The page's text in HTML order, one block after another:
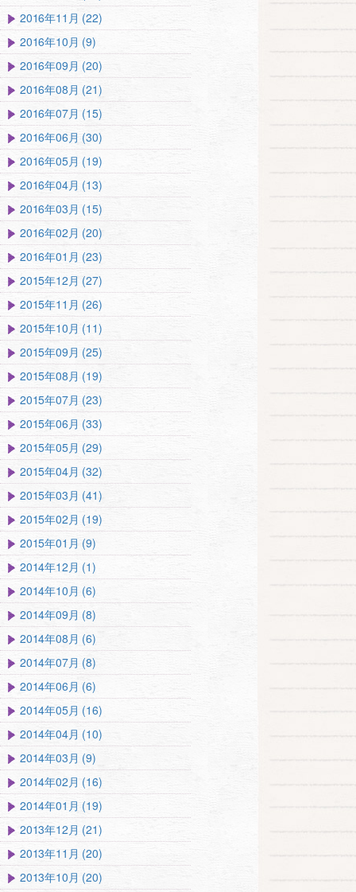
2016年11月 (22)
2016年10月 (9)
2016年09月 (20)
2016年08月 (21)
2016年07月 (15)
2016年06月 (30)
2016年05月 (19)
2016年04月 (13)
2016年03月 (15)
2016年02月 (20)
2016年01月 (23)
2015年12月 (27)
2015年11月 (26)
2015年10月 (11)
2015年09月 (25)
2015年08月 (19)
2015年07月 (23)
2015年06月 (33)
2015年05月 (29)
2015年04月 (32)
2015年03月 (41)
2015年02月 (19)
2015年01月 (9)
2014年12月 (1)
2014年10月 (6)
2014年09月 (8)
2014年08月 (6)
2014年07月 (8)
2014年06月 (6)
2014年05月 (16)
2014年04月 (10)
2014年03月 (9)
2014年02月 (16)
2014年01月 (19)
2013年12月 (21)
2013年11月 (20)
2013年10月 (20)